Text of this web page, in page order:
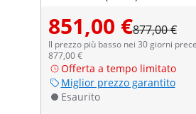
851,00 €877,00 €
Il prezzo più basso nei 30 giorni
877,00 €
Offerta a tempo limitato
Miglior prezzo garantito
Esaurito